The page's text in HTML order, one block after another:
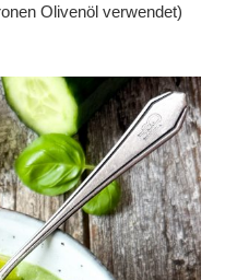
Olivenöl verwendet)